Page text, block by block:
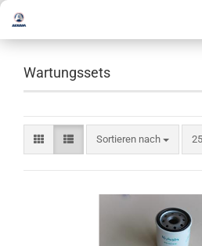
Wartungssets
Sortieren nach